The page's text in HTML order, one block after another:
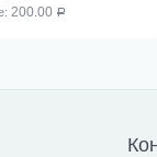
200.00 Р